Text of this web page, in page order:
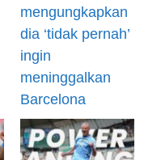
mengungkapkan
dia ‘tidak pernah’
ingin
meninggalkan
Barcelona